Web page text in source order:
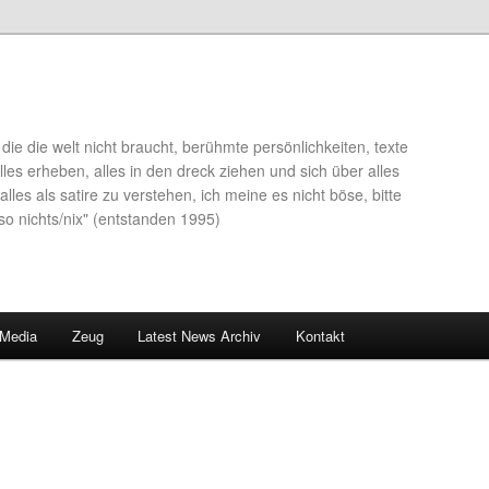
die welt nicht braucht, berühmte persönlichkeiten, texte
erheben, alles in den dreck ziehen und sich über alles
als satire zu verstehen, ich meine es nicht böse, bitte
nichts/nix" (entstanden 1995)
Zeug Latest News Archiv Kontakt